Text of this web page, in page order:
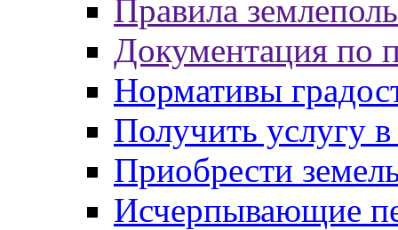
Правила
Документация по
Нормативы
Получить услугу в
Приобрести
Исчерпывающие